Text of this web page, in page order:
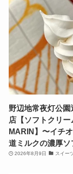
野辺地常夜灯公園
店【ソフトクリー
MARIN】〜イチ
道ミルクの濃厚ソ
2026年8月9日 スイー